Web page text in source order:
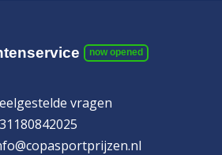
now opened
vragen